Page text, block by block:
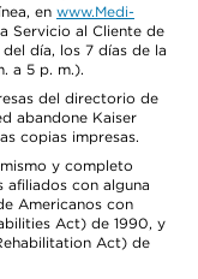
en www.Medi-
Servicio al Cliente de
día, los 7 días de la
a 5 p. m.).
del directorio de
abandone Kaiser
copias impresas.
y completo
afiliados con alguna
Americanos con
Act) de 1990, y
Act) de